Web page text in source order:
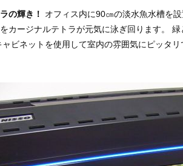
の輝き！
オフィス内に90㎝の淡水魚水槽を
カージナルテトラが元気に泳ぎ回ります。
ャビネットを使用して室内の雰囲気にピッタ